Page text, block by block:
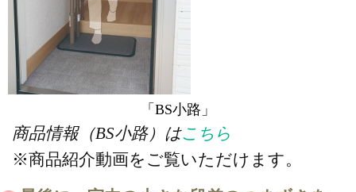
「BS小路」
商品情報（BS小路）はこちら
※商品紹介動画をご覧いただけます。